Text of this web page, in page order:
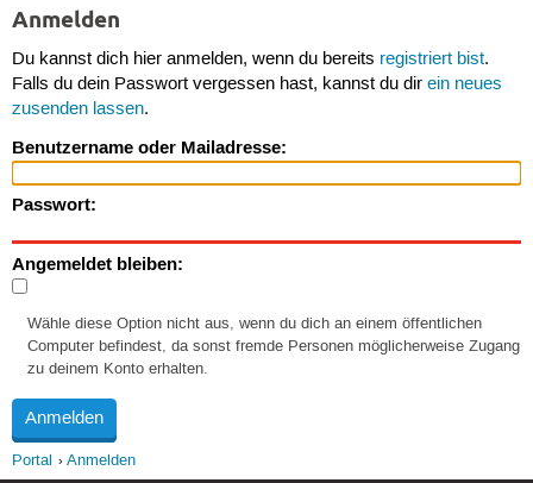
Anmelden
Du kannst dich hier anmelden, wenn du bereits registriert bist.
Falls du dein Passwort vergessen hast, kannst du dir ein neues
zusenden lassen.
Benutzername oder Mailadresse:
Passwort:
Angemeldet bleiben:
Wähle diese Option nicht aus, wenn du dich an einem öffentlichen
Computer befindest, da sonst fremde Personen möglicherweise Zugang
zu deinem Konto erhalten.
Portal Anmelden